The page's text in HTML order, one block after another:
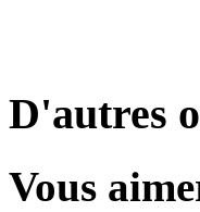
D'autres
Vous